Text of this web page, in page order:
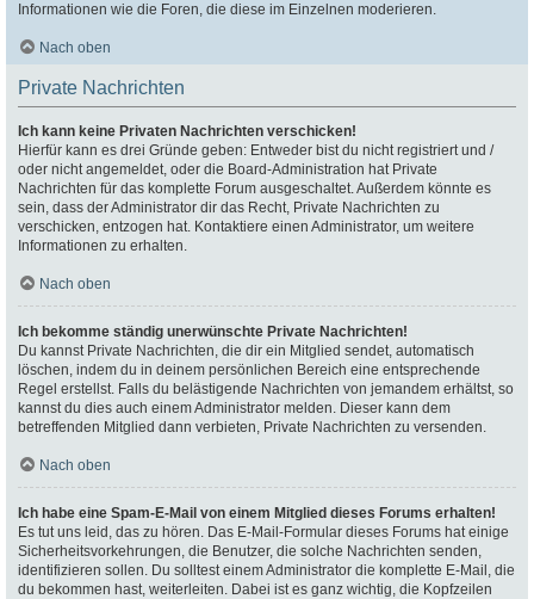
Informationen wie die Foren, die diese im Einzelnen moderieren.
Nach oben
Private Nachrichten
Ich kann keine Privaten Nachrichten verschicken!
Hierfür kann es drei Gründe geben: Entweder bist du nicht registriert und /
oder nicht angemeldet, oder die Board-Administration hat Private
Nachrichten für das komplette Forum ausgeschaltet. Außerdem könnte es
sein, dass der Administrator dir das Recht, Private Nachrichten zu
verschicken, entzogen hat. Kontaktiere einen Administrator, um weitere
Informationen zu erhalten.
Nach oben
Ich bekomme ständig unerwünschte Private Nachrichten!
Du kannst Private Nachrichten, die dir ein Mitglied sendet, automatisch
löschen, indem du in deinem persönlichen Bereich eine entsprechende
Regel erstellst. Falls du belästigende Nachrichten von jemandem erhältst, so
kannst du dies auch einem Administrator melden. Dieser kann dem
betreffenden Mitglied dann verbieten, Private Nachrichten zu versenden.
Nach oben
Ich habe eine Spam-E-Mail von einem Mitglied dieses Forums erhalten!
Es tut uns leid, das zu hören. Das E-Mail-Formular dieses Forums hat einige
Sicherheitsvorkehrungen, die Benutzer, die solche Nachrichten senden,
identifizieren sollen. Du solltest einem Administrator die komplette E-Mail, die
du bekommen hast, weiterleiten. Dabei ist es ganz wichtig, die Kopfzeilen